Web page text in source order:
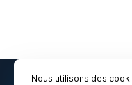
Nous utilisons des